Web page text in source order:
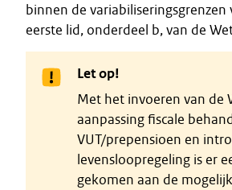
binnen de
eerste lid, onderdeel b, van de
Let op!
Met het invoeren van de
aanpassing fiscale
VUT/prepensioen en
levensloopregeling is er
gekomen aan de